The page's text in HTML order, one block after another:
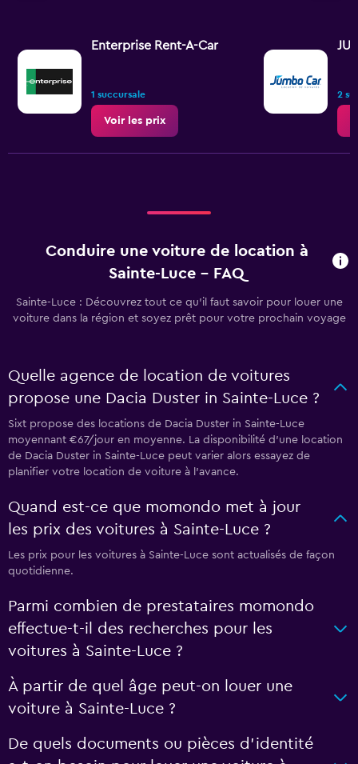
Enterprise Rent-A-Car
1 succursale
Voir les prix
2
Conduire une voiture de location à
Sainte-Luce - FAQ
Sainte-Luce : Découvrez tout ce qu’il faut savoir pour louer une
voiture dans la région et soyez prêt pour votre prochain voyage
Quelle agence de location de voitures
propose une Dacia Duster in Sainte-Luce ?
Sixt propose des locations de Dacia Duster in Sainte-Luce
moyennant €67/jour en moyenne. La disponibilité d'une location
de Dacia Duster in Sainte-Luce peut varier alors essayez de
planifier votre location de voiture à l'avance.
Quand est-ce que momondo met à jour
les prix des voitures à Sainte-Luce ?
Les prix pour les voitures à Sainte-Luce sont actualisés de façon
quotidienne.
Parmi combien de prestataires momondo
effectue-t-il des recherches pour les
voitures à Sainte-Luce ?
À partir de quel âge peut-on louer une
voiture à Sainte-Luce ?
De quels documents ou pièces d'identité